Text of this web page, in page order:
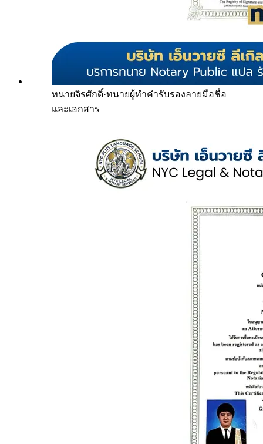
ทนายจิรศักดิ์·ทนายผู้ทำคำรับรองลายมือชื่อ
และเอกสาร